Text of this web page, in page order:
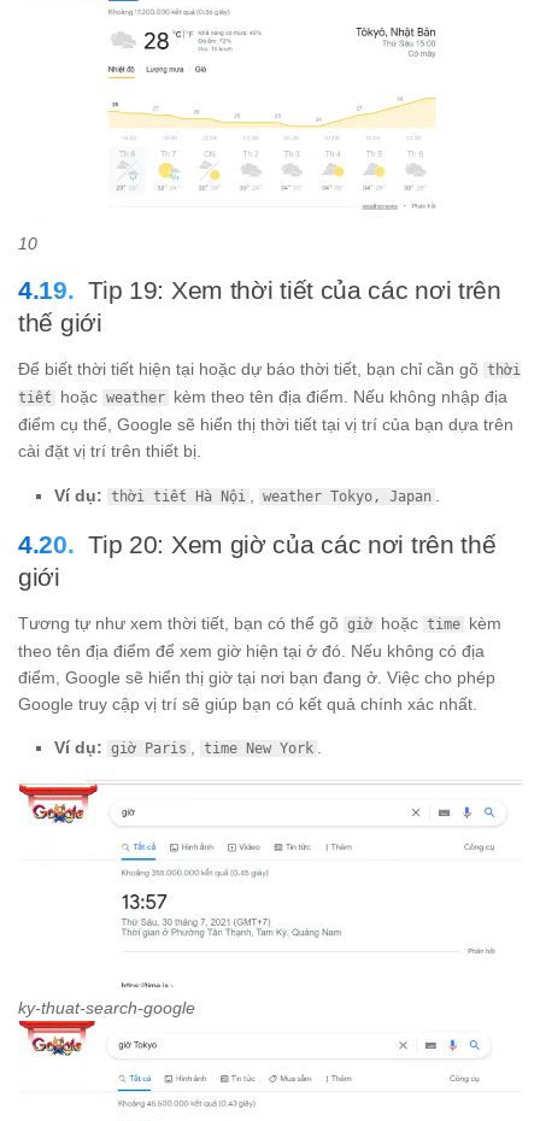
10
Tip 19: Xem thời tiết của các nơi trên
thế giới
Để biết thời tiết hiện tại hoặc dự báo thời tiết, bạn chỉ cần gõ thời
tiết
hoặc weather kèm theo tên địa điểm. Nếu không nhập địa
điểm cụ thể, Google sẽ hiển thị thời tiết tại vị trí của bạn dựa trên
cài đặt vị trí trên thiết bị.
Ví dụ: thời tiết Hà Nội weather Tokyo, Japan
Tip 20: Xem giờ của các nơi trên thế
giới
Tương tự như xem thời tiết, bạn có thể gõ giờ hoặc time kèm
theo tên địa điểm để xem giờ hiện tại ở đó. Nếu không có địa
điểm, Google sẽ hiển thị giờ tại nơi bạn đang ở. Việc cho phép
Google truy cập vị trí sẽ giúp bạn có kết quả chính xác nhất.
Ví dụ: giờ Paris time New York
ky-thuat-search-google